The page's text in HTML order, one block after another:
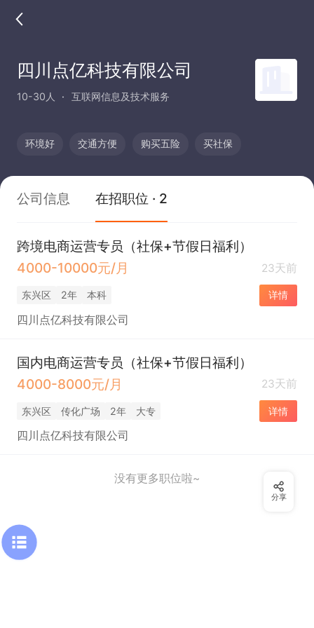
四川点亿科技有限公司
10-30人 互联网信息及技术服务
环境好 交通方便 购买五险 买社保
公司信息 在招职位 · 2
跨境电商运营专员（社保+节假日福利）
4000-10000元/月
23天前
东兴区 2年 本科 详情
四川点亿科技有限公司
国内电商运营专员（社保+节假日福利）
4000-8000元/月
23天前
东兴区 传化广场 2年 大专 详情
四川点亿科技有限公司
没有更多职位啦~
分享